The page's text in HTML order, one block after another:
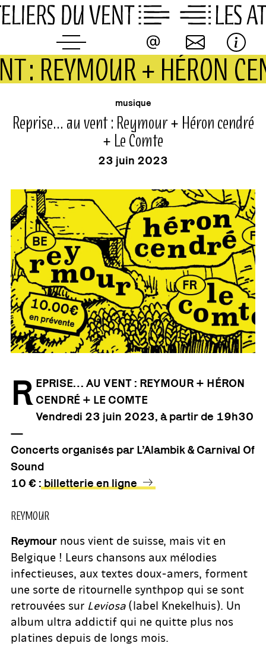
Skip
to
: REYMOUR + HÉRON
événement
musique
Reprise… au vent : Reymour + Héron cendré
+ Le Comte
23 juin 2023
R EPRISE… AU VENT : REYMOUR + HÉRON
CENDRÉ + LE COMTE
Vendredi 23 juin 2023, à partir de 19h30
—
Concerts organisés par L’Alambik & Carnival Of
Sound
10 € : billetterie en ligne
REYMOUR
Reymour nous vient de suisse, mais vit en
Belgique ! Leurs chansons aux mélodies
infectieuses, aux textes doux-amers, forment
une sorte de ritournelle synthpop qui se sont
retrouvées sur Leviosa (label Knekelhuis). Un
album ultra addictif qui ne quitte plus nos
platines depuis de longs mois.